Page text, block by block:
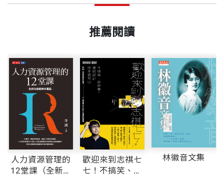
推薦閱讀
人力資源管理的
12堂課（全新內
歡迎來到志祺七
七！不搞笑、談
林徽音文集